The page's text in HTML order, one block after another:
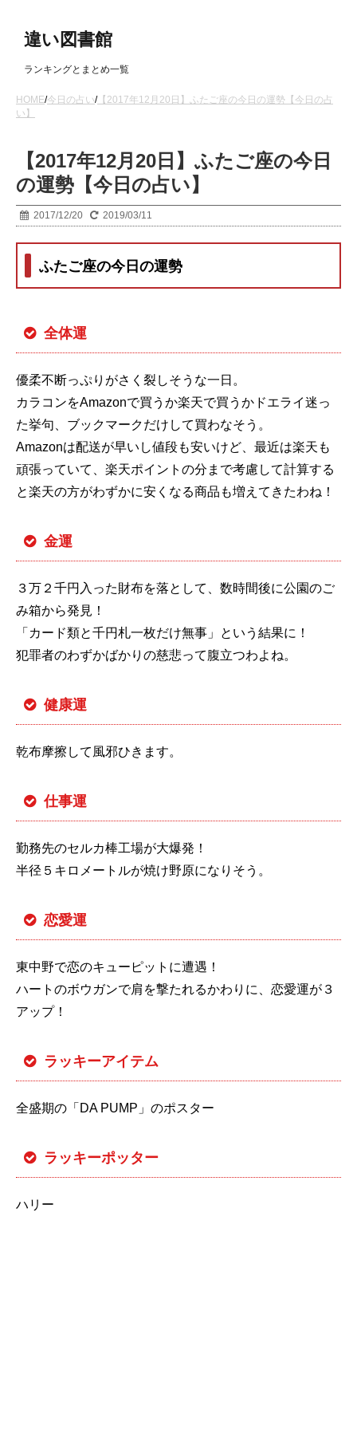
違い図書館
ランキングとまとめ一覧
HOME/今日の占い/【2017年12月20日】ふたご座の今日の運勢【今日の占
い】
【2017年12月20日】ふたご座の今日
の運勢【今日の占い】
2017/12/20 2019/03/11
ふたご座の今日の運勢
全体運
優柔不断っぷりがさく裂しそうな一日。
カラコンをAmazonで買うか楽天で買うかドエライ迷っ
た挙句、ブックマークだけして買わなそう。
Amazonは配送が早いし値段も安いけど、最近は楽天も
頑張っていて、楽天ポイントの分まで考慮して計算する
と楽天の方がわずかに安くなる商品も増えてきたわね！
金運
３万２千円入った財布を落として、数時間後に公園のご
み箱から発見！
「カード類と千円札一枚だけ無事」という結果に！
犯罪者のわずかばかりの慈悲って腹立つわよね。
健康運
乾布摩擦して風邪ひきます。
仕事運
勤務先のセルカ棒工場が大爆発！
半径５キロメートルが焼け野原になりそう。
恋愛運
東中野で恋のキューピットに遭遇！
ハートのボウガンで肩を撃たれるかわりに、恋愛運が３
アップ！
ラッキーアイテム
全盛期の「DA PUMP」のポスター
ラッキーポッター
ハリー